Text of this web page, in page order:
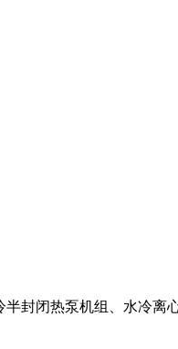
封闭热泵机组、水冷离